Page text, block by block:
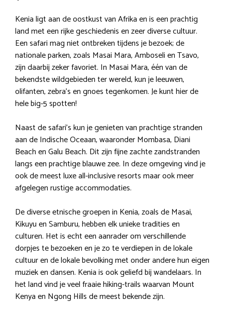
Kenia ligt aan de oostkust van Afrika en is een prachtig
land met een rijke geschiedenis en zeer diverse cultuur.
Een safari mag niet ontbreken tijdens je bezoek; de
nationale parken, zoals Masai Mara, Amboseli en Tsavo,
zijn daarbij zeker favoriet. In Masai Mara, één van de
bekendste wildgebieden ter wereld, kun je leeuwen,
olifanten, zebra’s en gnoes tegenkomen. Je kunt hier de
hele big-5 spotten!
Naast de safari’s kun je genieten van prachtige stranden
aan de Indische Oceaan, waaronder Mombasa, Diani
Beach en Galu Beach. Dit zijn fijne zachte zandstranden
langs een prachtige blauwe zee. In deze omgeving vind je
ook de meest luxe all-inclusive resorts maar ook meer
afgelegen rustige accommodaties.
De diverse etnische groepen in Kenia, zoals de Masai,
Kikuyu en Samburu, hebben elk unieke tradities en
culturen. Het is echt een aanrader om verschillende
dorpjes te bezoeken en je zo te verdiepen in de lokale
cultuur en de lokale bevolking met onder andere hun eigen
muziek en dansen. Kenia is ook geliefd bij wandelaars. In
het land vind je veel fraaie hiking-trails waarvan Mount
Kenya en Ngong Hills de meest bekende zijn.